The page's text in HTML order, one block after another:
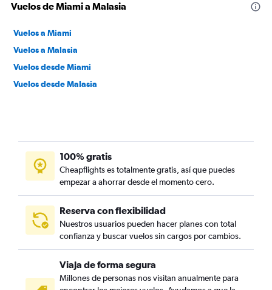
Vuelos de Miami a Malasia
Vuelos a Miami
Vuelos a Malasia
Vuelos desde Miami
Vuelos desde Malasia
100% gratis
Cheapflights es totalmente gratis, así que puedes
empezar a ahorrar desde el momento cero.
Reserva con flexibilidad
Nuestros usuarios pueden hacer planes con total
confianza y buscar vuelos sin cargos por cambios.
Viaja de forma segura
Millones de personas nos visitan anualmente para